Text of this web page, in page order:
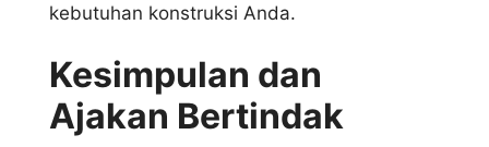
kebutuhan konstruksi Anda.
Kesimpulan dan
Ajakan Bertindak